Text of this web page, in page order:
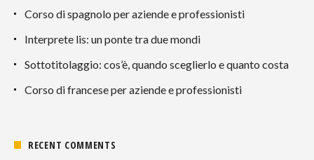
Corso di spagnolo per aziende e professionisti
Interprete lis: un ponte tra due mondi
Sottotitolaggio: cos’è, quando sceglierlo e quanto costa
Corso di francese per aziende e professionisti
RECENT COMMENTS